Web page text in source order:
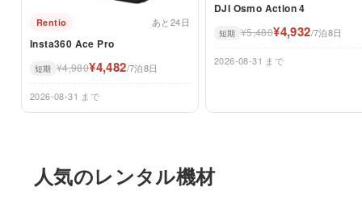
Rentio あと24日
Insta360 Ace Pro
短期 ¥4,980¥4,482/7泊8日
2026-08-31 まで
DJI Osmo Action 4
短期 ¥5,480¥4,932/7泊8日
2026-08-31 まで
人気のレンタル機材